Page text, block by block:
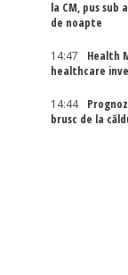
la CM, pus
de noapte
14:47
Health
healthcare
14:44
brusc de la